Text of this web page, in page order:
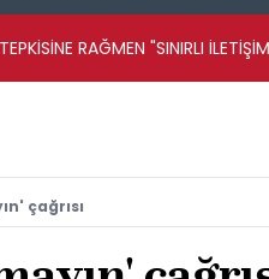
RAĞMEN "SINIRLI
çağrısı